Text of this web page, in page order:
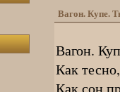
Вагон. Купе.
Вагон.
Как
Как сон